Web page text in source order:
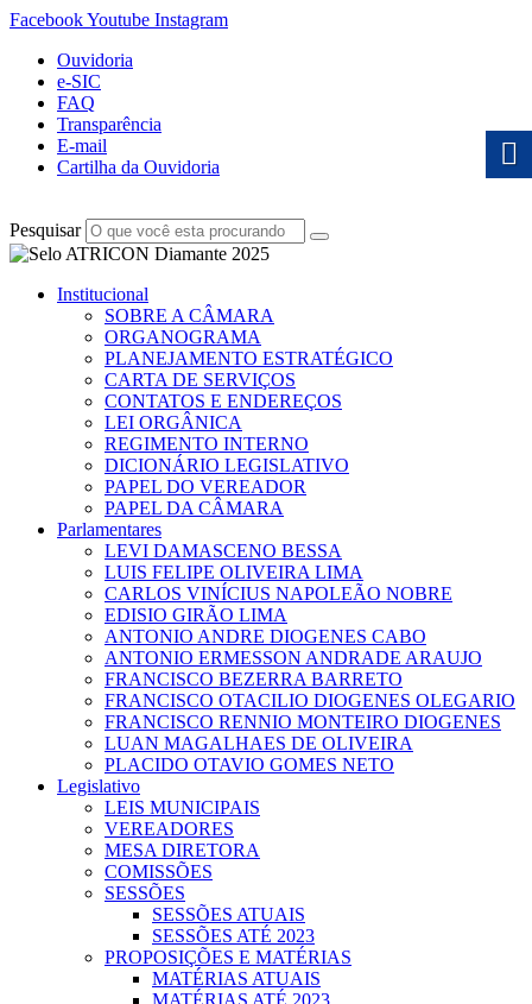
FacebookYoutube Instagram
Ouvidoria
e-SIC
FAQ
Transparência
E-mail
Cartilha da Ouvidoria
Pesquisar
Institucional
SOBRE A CÂMARA
ORGANOGRAMA
PLANEJAMENTO ESTRATÉGICO
CARTA DE SERVIÇOS
CONTATOS E ENDEREÇOS
LEI ORGÂNICA
REGIMENTO INTERNO
DICIONÁRIO LEGISLATIVO
PAPEL DO VEREADOR
PAPEL DA CÂMARA
Parlamentares
LEVI DAMASCENO BESSA
LUIS FELIPE OLIVEIRA LIMA
CARLOS VINÍCIUS NAPOLEÃO NOBRE
EDISIO GIRÃO LIMA
ANTONIO ANDRE DIOGENES CABO
ANTONIO ERMESSON ANDRADE ARAUJO
FRANCISCO BEZERRA BARRETO
FRANCISCO OTACILIO DIOGENES OLEGARIO
FRANCISCO RENNIO MONTEIRO DIOGENES
LUAN MAGALHAES DE OLIVEIRA
PLACIDO OTAVIO GOMES NETO
Legislativo
LEIS MUNICIPAIS
VEREADORES
MESA DIRETORA
COMISSÕES
SESSÕES
SESSÕES ATUAIS
SESSÕES ATÉ 2023
PROPOSIÇÕES E MATÉRIAS
MATÉRIAS ATUAIS
MATÉRIAS ATÉ 2023